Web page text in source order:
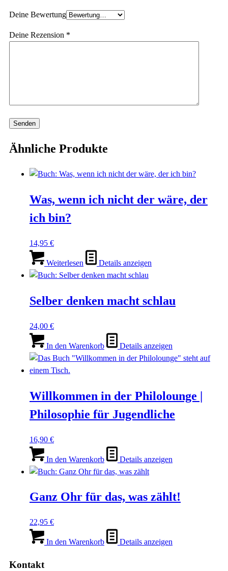
Deine Bewertung
Deine Rezension *
Ähnliche Produkte
Was, wenn ich nicht der wäre, der
ich bin?
14,95 €
Weiterlesen Details anzeigen
Selber denken macht schlau
24,00 €
In den Warenkorb Details anzeigen
Willkommen in der Philolounge |
Philosophie für Jugendliche
16,90 €
In den Warenkorb Details anzeigen
Ganz Ohr für das, was zählt!
22,95 €
In den Warenkorb Details anzeigen
Kontakt